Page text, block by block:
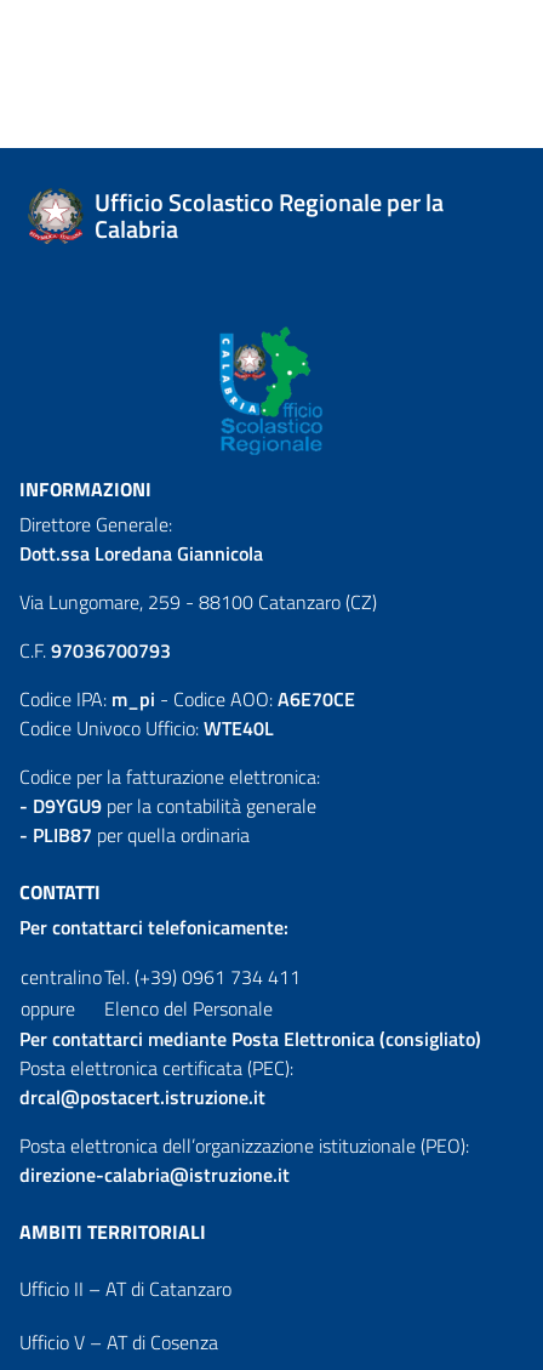
Ufficio Scolastico Regionale per la
Calabria
INFORMAZIONI
Direttore Generale:
Dott.ssa Loredana Giannicola
Via Lungomare, 259 - 88100 Catanzaro (CZ)
C.F.97036700793
Codice IPA: m_pi - Codice AOO:A6E70CE
Codice Univoco Ufficio:WTE40L
Codice per la fatturazione elettronica:
- D9YGU9 per la contabilità generale
- PLIB87 per quella ordinaria
CONTATTI
Per contattarci telefonicamente:
centralinoTel. (+39) 0961 734 411
oppure
Elenco del Personale
Per contattarci mediante Posta Elettronica (consigliato)
Posta elettronica certificata (PEC):
drcal@postacert.istruzione.it
Posta elettronica dell’organizzazione istituzionale (PEO):
direzione-calabria@istruzione.it
AMBITI TERRITORIALI
Ufficio II – AT di Catanzaro
Ufficio V – AT di Cosenza